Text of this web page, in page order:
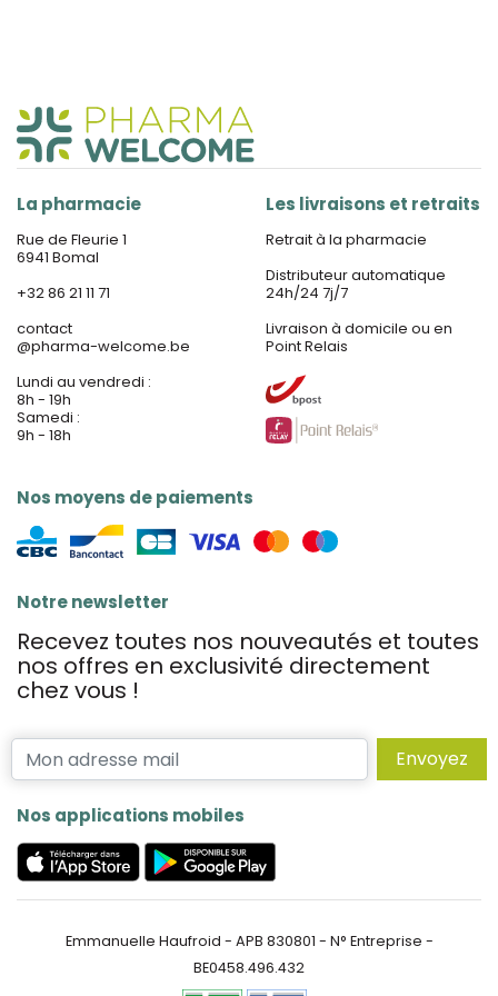
La pharmacie
Rue de Fleurie 1
6941 Bomal
+32 86 21 11 71
contact
@pharma-welcome.be
Lundi au vendredi :
8h - 19h
Samedi :
9h - 18h
Nos moyens de paiements
Les livraisons et retraits
Retrait à la pharmacie
Distributeur automatique
24h/24 7j/7
Livraison à domicile ou en
Point Relais
Notre newsletter
Recevez toutes nos nouveautés et toutes
nos offres en exclusivité directement
chez vous !
Envoyez
Nos applications mobiles
Emmanuelle Haufroid - APB 830801 - N° Entreprise -
BE0458.496.432